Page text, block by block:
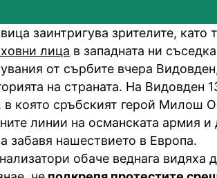
заинтригува зрителите, като
лица в западната ни
от сърбите вчера
на страната. На Видовден
в която сръбският герой Милош
линии на османската армия и
забавя нашествието в Европа.
обаче веднага видяха